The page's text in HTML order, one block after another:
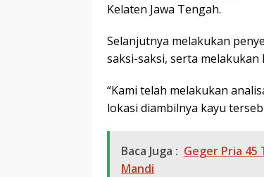
Kelaten Jawa Tengah.
Selanjutnya melakukan
saksi-saksi, serta
“Kami telah melakukan
lokasi diambilnya kayu
Baca Juga : Geger Pria 45
Mandi